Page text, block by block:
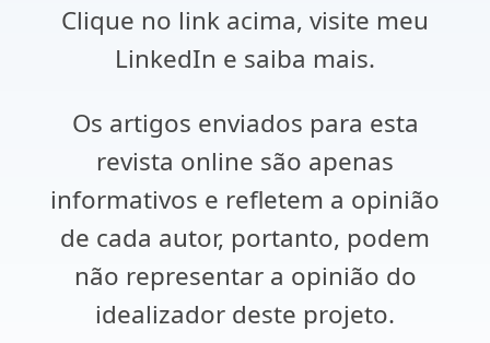
Clique no link acima, visite meu
LinkedIn e saiba mais.
Os artigos enviados para esta
revista online são apenas
informativos e refletem a opinião
de cada autor, portanto, podem
não representar a opinião do
idealizador deste projeto.